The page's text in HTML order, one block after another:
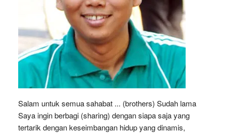
Salam untuk semua sahabat ... (brothers) Sudah lama
Saya ingin berbagi (sharing) dengan siapa saja yang
tertarik dengan keseimbangan hidup yang dinamis,